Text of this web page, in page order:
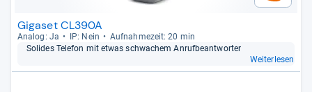
Gigaset CL390A
Ana­log: Ja IP: Nein
Auf­nah­me­zeit: 20 min
Soli­des Tele­fon mit etwas schwa­chem Anruf­be­ant­wor­ter
Weiterlesen